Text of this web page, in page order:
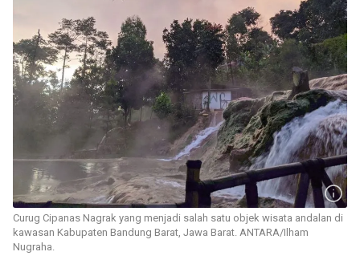
Curug Cipanas Nagrak yang menjadi salah satu objek wisata andalan di
kawasan Kabupaten Bandung Barat, Jawa Barat. ANTARA/Ilham
Nugraha.